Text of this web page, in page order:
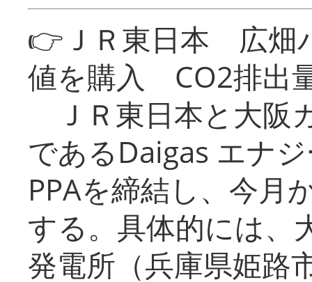
👉ＪＲ東日本 広畑
値を購入 CO2排出
ＪＲ東日本と大阪
であるDaigas エナ
PPAを締結し、今月
する。具体的には、
発電所（兵庫県姫路